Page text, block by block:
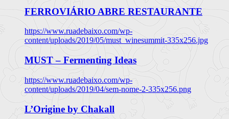
FERROVIÁRIO ABRE RESTAURANTE
https://www.ruadebaixo.com/wp-
content/uploads/2019/05/must_winesummit-335x256.jpg
MUST – Fermenting Ideas
https://www.ruadebaixo.com/wp-
content/uploads/2019/04/sem-nome-2-335x256.png
L’Origine by Chakall